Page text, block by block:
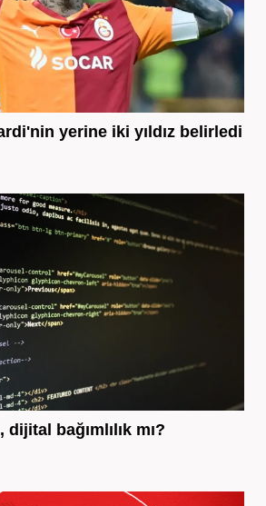
yerine iki yıldız belirledi
dijital bağımlılık mı?